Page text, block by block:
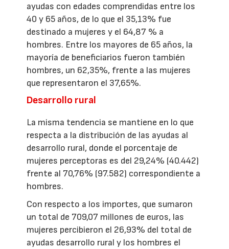
ayudas con edades comprendidas entre los
40 y 65 años, de lo que el 35,13% fue
destinado a mujeres y el 64,87 % a
hombres. Entre los mayores de 65 años, la
mayoría de beneficiarios fueron también
hombres, un 62,35%, frente a las mujeres
que representaron el 37,65%.
Desarrollo rural
La misma tendencia se mantiene en lo que
respecta a la distribución de las ayudas al
desarrollo rural, donde el porcentaje de
mujeres perceptoras es del 29,24% (40.442)
frente al 70,76% (97.582) correspondiente a
hombres.
Con respecto a los importes, que sumaron
un total de 709,07 millones de euros, las
mujeres percibieron el 26,93% del total de
ayudas desarrollo rural y los hombres el